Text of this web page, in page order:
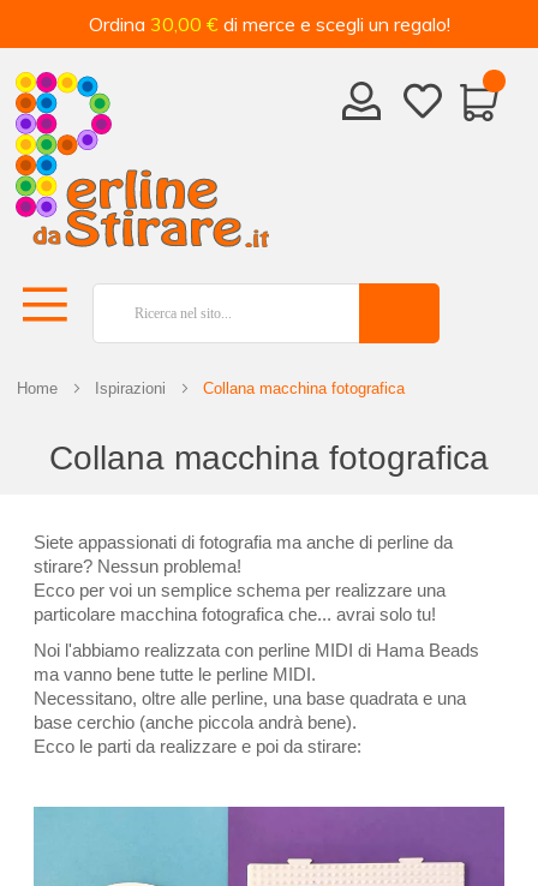
Ordina 30,00 € di merce e scegli un regalo!
Home Ispirazioni Collana macchina fotografica
Collana macchina fotografica
Siete appassionati di fotografia ma anche di perline da
stirare? Nessun problema!
Ecco per voi un semplice schema per realizzare una
particolare macchina fotografica che... avrai solo tu!
Noi l'abbiamo realizzata con perline MIDI di Hama Beads
ma vanno bene tutte le perline MIDI.
Necessitano, oltre alle perline, una base quadrata e una
base cerchio (anche piccola andrà bene).
Ecco le parti da realizzare e poi da stirare: